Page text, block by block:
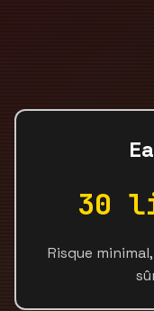
30
Risque